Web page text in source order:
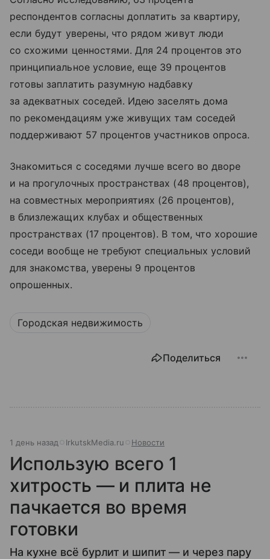
респондентов согласны доплатить за квартиру,
если будут уверены, что рядом живут люди
со схожими ценностями. Для 24 процентов это
принципиальное условие, еще 39 процентов
готовы заплатить разумную надбавку
за адекватных соседей. Идею заселять дома
по рекомендациям уже живущих там соседей
поддерживают 57 процентов участников опроса.
Знакомиться с соседями лучше всего во дворе
и на прогулочных пространствах (48 процентов),
на совместных мероприятиях (26 процентов),
в близлежащих клубах и общественных
пространствах (17 процентов). В том, что хорошие
соседи вообще не требуют специальных условий
для знакомства, уверены 9 процентов
опрошенных.
Городская недвижимость
Поделиться
1 день назад IrkutskMedia.ru Новости
Использую всего 1
хитрость — и плита не
пачкается во время
готовки
На кухне всё бурлит и шипит — и через пару